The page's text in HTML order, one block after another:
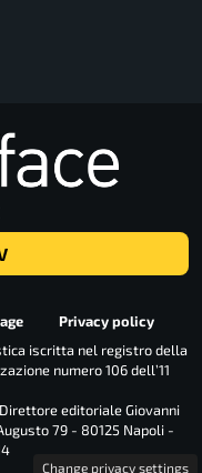
Privacy policy
iscritta nel registro della
numero 106 dell’11
editoriale Giovanni
79 - 80125 Napoli -
Change privacy settings